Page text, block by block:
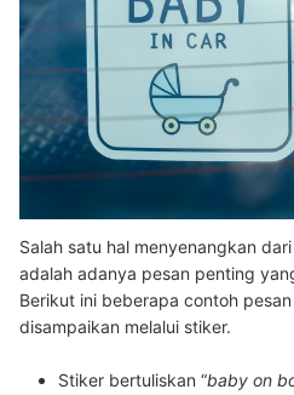
Salah satu hal menyenangkan
adalah adanya pesan penting
Berikut ini beberapa contoh
disampaikan melalui stiker.
Stiker bertuliskan “baby on